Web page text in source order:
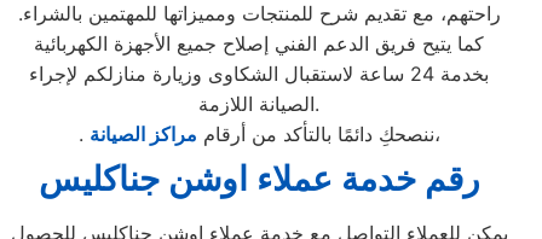
راحتهم، مع تقديم شرح للمنتجات ومميزاتها للمهتمين بالشراء.
كما يتيح فريق الدعم الفني إصلاح جميع الأجهزة الكهربائية
بخدمة 24 ساعة لاستقبال الشكاوى وزيارة منازلكم لإجراء
الصيانة اللازمة.
. ننصحكِ دائمًا بالتأكد من أرقام مراكز الصيانة ،
رقم خدمة عملاء اوشن جناكليس
يمكن للعملاء التواصل مع خدمة عملاء اوشن جناكليس للحصول